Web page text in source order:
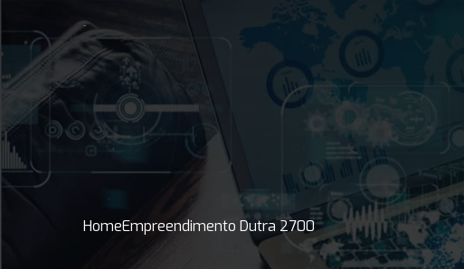
HomeEmpreendimento Dutra 2700